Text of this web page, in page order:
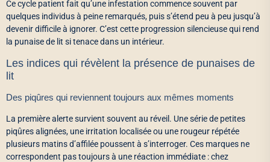
Ce cycle patient fait qu’une infestation commence souvent par
quelques individus à peine remarqués, puis s’étend peu à peu jusqu’à
devenir difficile à ignorer. C’est cette progression silencieuse qui rend
la punaise de lit si tenace dans un intérieur.
Les indices qui révèlent la présence de punaises de
lit
Des piqûres qui reviennent toujours aux mêmes moments
La première alerte survient souvent au réveil. Une série de petites
piqûres alignées, une irritation localisée ou une rougeur répétée
plusieurs matins d’affilée poussent à s’interroger. Ces marques ne
correspondent pas toujours à une réaction immédiate : chez